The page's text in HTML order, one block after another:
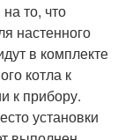
то, что
настенного
в комплекте
котла к
к прибору.
установки